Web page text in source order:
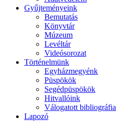
Gyűjteményeink
Bemutatás
Könyvtár
Múzeum
Levéltár
Videósorozat
Történelmünk
Egyházmegyénk
Püspökök
Segédpüspökök
Hitvallóink
Válogatott bibliográfia
Lapozó